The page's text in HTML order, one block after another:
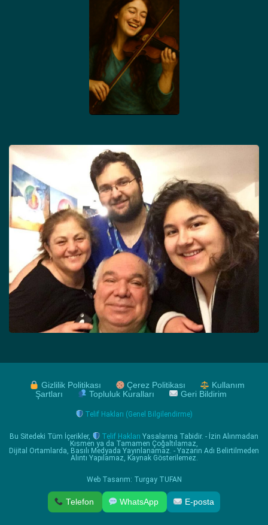
Gizlilik Politikası Çerez Politikası
Kullanım
Şartları
Topluluk Kuralları Geri Bildirim
Telif Hakları (Genel Bilgilendirme)
Bu Sitedeki Tüm İçerikler, Telif HaklarıYasalarına Tabidir. - İzin Alınmadan
Kısmen ya da Tamamen Çoğaltılamaz,
Dijital Ortamlarda, Basılı Medyada Yayınlanamaz. - Yazarın Adı Belirtilmeden
Alıntı Yapılamaz, Kaynak Gösterilemez.
Web Tasarım: Turgay TUFAN
Telefon WhatsApp E-posta